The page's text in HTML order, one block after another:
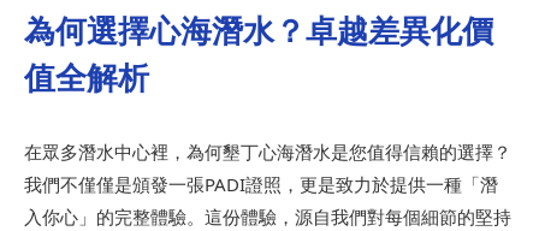
為何選擇心海潛水？卓越差異化價
值全解析
在眾多潛水中心裡，為何墾丁心海潛水是您值得信賴的選擇？
我們不僅僅是頒發一張PADI證照，更是致力於提供一種「潛
入你心」的完整體驗。這份體驗，源自我們對每個細節的堅持